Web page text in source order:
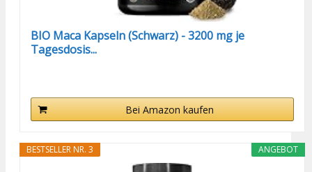
BIO Maca Kapseln (Schwarz) - 3200 mg je
Tagesdosis...
Bei Amazon kaufen
ANGEBOT
BESTSELLER NR. 3